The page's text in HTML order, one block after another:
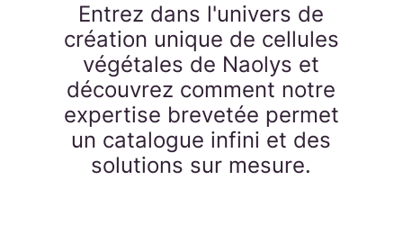
Entrez dans l'univers de
création unique de cellules
végétales de Naolys et
découvrez comment notre
expertise brevetée permet
un catalogue infini et des
solutions sur mesure.